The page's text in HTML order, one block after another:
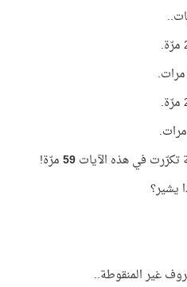
في هذه الآيات59مرّة!
يشير؟
غير المنقوطة..